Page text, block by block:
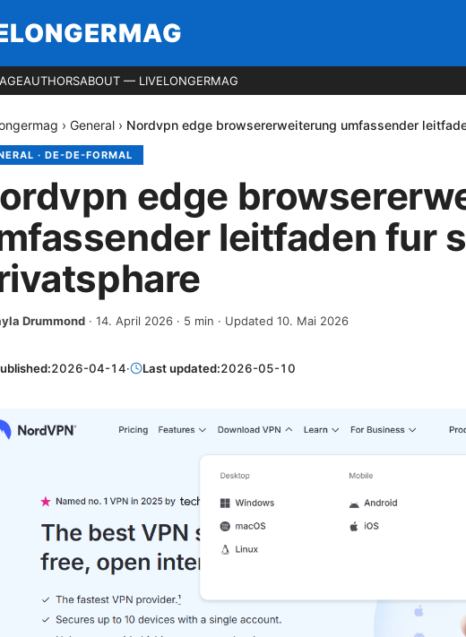
AUTHORSABOUT — LIVELONGERMAG
› General › Nordvpn edge browsererweiterung umfassender
· DE-DE-FORMAL
edge
leitfaden fur
Drummond · 14. April 2026 · 5 min · Updated 10. Mai 2026
2026-04-14· Last updated:2026-05-10